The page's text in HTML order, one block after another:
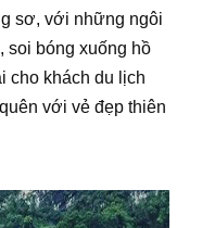
sơ, với những ngôi
soi bóng xuống hồ
cho khách du lịch
với vẻ đẹp thiên